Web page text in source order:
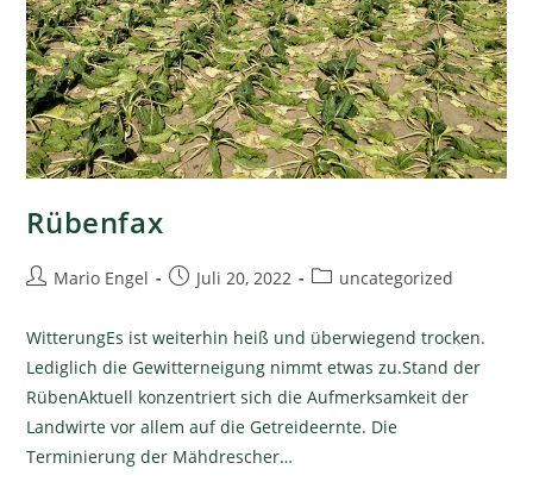
Rübenfax
Mario Engel Juli 20, 2022 uncategorized
WitterungEs ist weiterhin heiß und überwiegend trocken.
Lediglich die Gewitterneigung nimmt etwas zu.Stand der
RübenAktuell konzentriert sich die Aufmerksamkeit der
Landwirte vor allem auf die Getreideernte. Die
Terminierung der Mähdrescher…